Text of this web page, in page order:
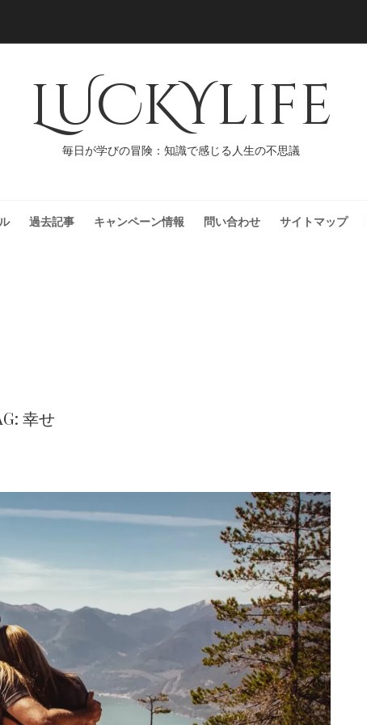
LUCKYlife
毎日が学びの冒険：知識で感じる人生の不思議
過去記事 キャンペーン情報 問い合わせ サイトマップ
幸せ